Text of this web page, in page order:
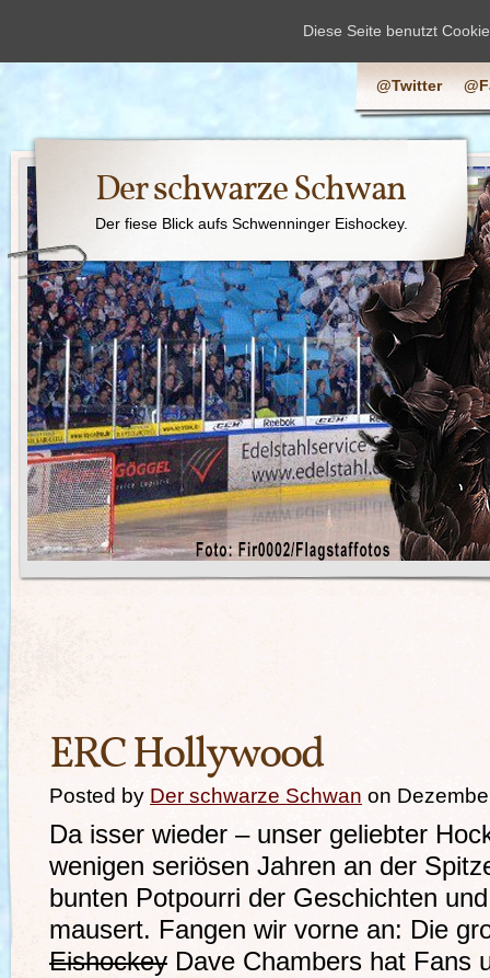
@Twitter
Der schwarze Schwan
Der fiese Blick aufs Schwenninger Eishockey.
ERC Hollywood
Posted by Der schwarze Schwan on
Da isser wieder – unser geliebter
wenigen seriösen Jahren an der
bunten Potpourri der Geschichten
mausert. Fangen wir vorne an: Die
Eishockey Dave Chambers hat Fans
Diese Seite benutzt